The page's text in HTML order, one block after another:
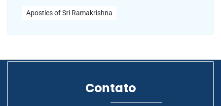
Apostles of Sri Ramakrishna
Contato